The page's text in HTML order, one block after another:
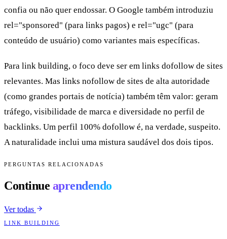
confia ou não quer endossar. O Google também introduziu
rel="sponsored" (para links pagos) e rel="ugc" (para
conteúdo de usuário) como variantes mais específicas.
Para link building, o foco deve ser em links dofollow de sites
relevantes. Mas links nofollow de sites de alta autoridade
(como grandes portais de notícia) também têm valor: geram
tráfego, visibilidade de marca e diversidade no perfil de
backlinks. Um perfil 100% dofollow é, na verdade, suspeito.
A naturalidade inclui uma mistura saudável dos dois tipos.
PERGUNTAS RELACIONADAS
Continue aprendendo
Ver todas
LINK BUILDING